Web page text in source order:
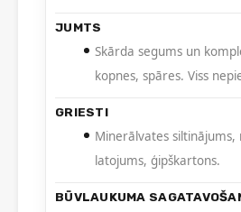
JUMTS
Skārda segums un
kopnes, spāres. Viss
GRIESTI
Minerālvates
latojums, ģipškartons.
BŪVLAUKUMA